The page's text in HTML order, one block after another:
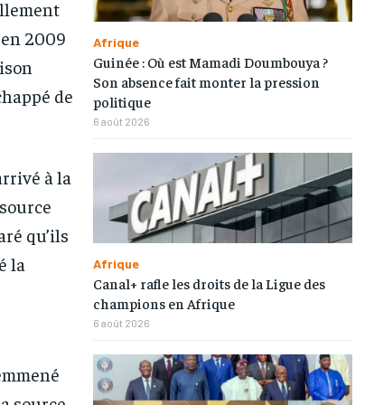
MONTH
this tier, you are billed
the first one until you
monthly subscription.
MONTH
this tier, you are billed
the first one until you
monthly subscription.
2009
de
à la
qu’ils
la
Afrique
Guinée : Où est Mamadi Doumbouya ?
Son absence fait monter la pression
politique
6 août 2026
Afrique
Canal+ rafle les droits de la Ligue des
champions en Afrique
6 août 2026